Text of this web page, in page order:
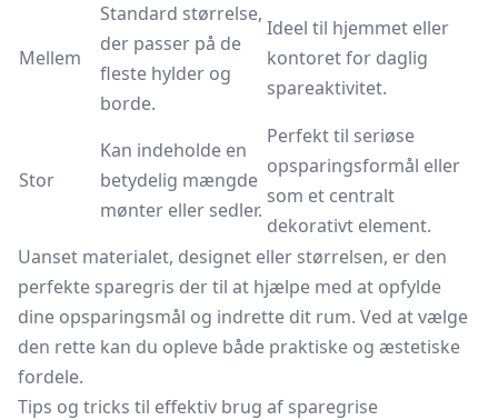
Mellem
Standard størrelse,
der passer på de
fleste hylder og
borde.
Ideel til hjemmet eller
kontoret for daglig
spareaktivitet.
Stor
Kan indeholde en
betydelig mængde
mønter eller sedler.
Perfekt til seriøse
opsparingsformål eller
som et centralt
dekorativt element.
Uanset materialet, designet eller størrelsen, er den
perfekte sparegris der til at hjælpe med at opfylde
dine opsparingsmål og indrette dit rum. Ved at vælge
den rette kan du opleve både praktiske og æstetiske
fordele.
Tips og tricks til effektiv brug af sparegrise